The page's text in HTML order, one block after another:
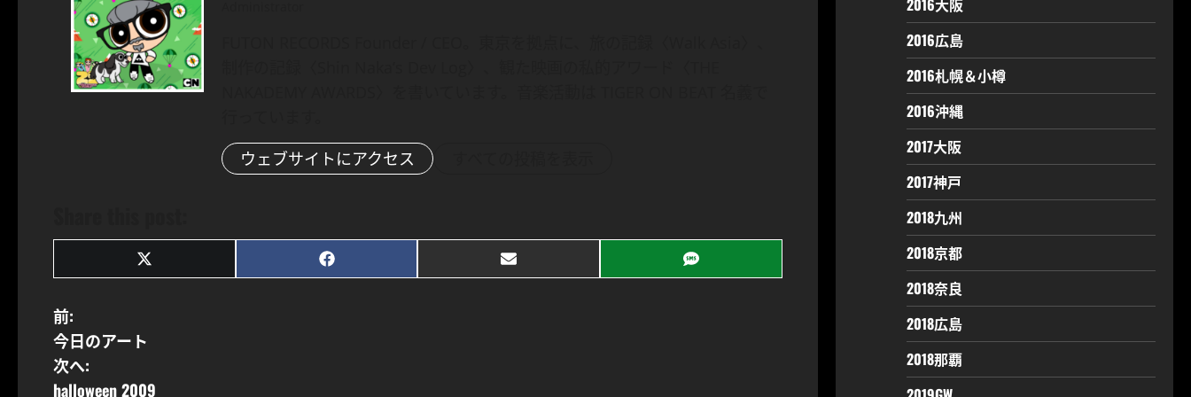
ウェブサイトにアクセス
Share
on
Share
on
Share
on
Share
on
投
稿
前:
今日のアート
次へ:
halloween 2009
2016大阪
2016広島
2016札幌＆小樽
2016沖縄
2017大阪
2017神戸
2018九州
2018京都
2018奈良
2018広島
2018那覇